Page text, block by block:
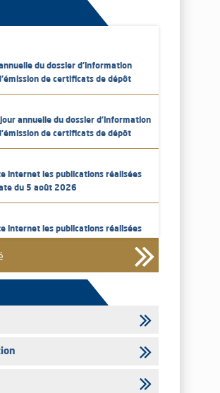
du dossier d’information
de certificats de dépôt
annuelle du dossier d’information
de certificats de dépôt
internet les publications réalisées
du 5 août 2026
internet les publications réalisées
annuelle du dossier d’information
de certificats de dépôt
internet les publications réalisées
du 3 août 2026